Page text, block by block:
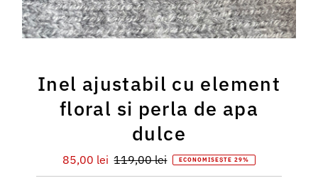
Inel ajustabil cu element
floral si perla de apa
dulce
Preț
redus
85,00 lei Preț
întreg
119,00 lei ECONOMISEȘTE 29%